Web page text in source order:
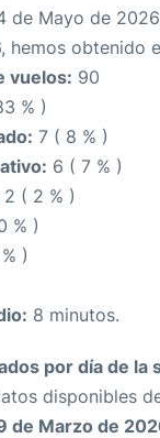
de Mayo de
hemos obtenido
vuelos: 90
% )
7 ( 8 % )
6 ( 7 % )
2 ( 2 % )
% )
)
8 minutos.
por día de la
disponibles
de Marzo de